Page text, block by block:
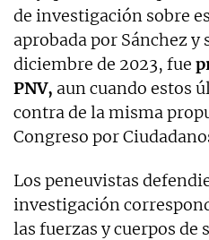
de investigación sobre
aprobada por Sánchez y
diciembre de 2023, fue
PNV, aun cuando estos
contra de la misma
Congreso por
Los peneuvistas
investigación
las fuerzas y cuerpos de